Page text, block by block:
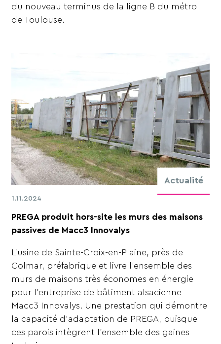
du nouveau terminus de la ligne B du métro
de Toulouse.
Actualité
1.11.2024
PREGA produit hors-site les murs des maisons
passives de Macc3 Innovalys
L’usine de Sainte-Croix-en-Plaine, près de
Colmar, préfabrique et livre l’ensemble des
murs de maisons très économes en énergie
pour l’entreprise de bâtiment alsacienne
Macc3 Innovalys. Une prestation qui démontre
la capacité d’adaptation de PREGA, puisque
ces parois intègrent l’ensemble des gaines